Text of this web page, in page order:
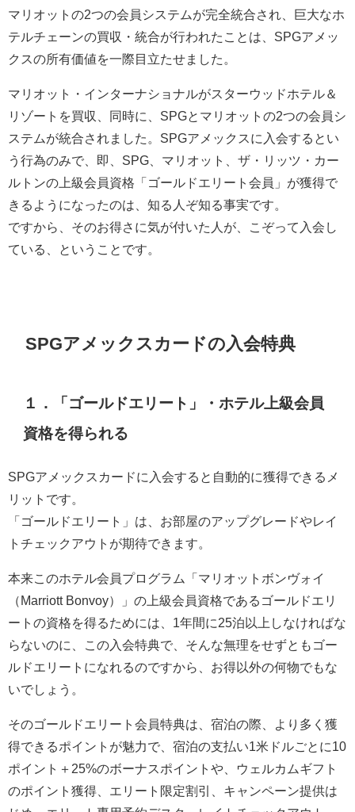
マリオットの2つの会員システムが完全統合され、巨大なホ
テルチェーンの買収・統合が行われたことは、SPGアメッ
クスの所有価値を一際目立たせました。
マリオット・インターナショナルがスターウッドホテル＆
リゾートを買収、同時に、SPGとマリオットの2つの会員シ
ステムが統合されました。SPGアメックスに入会するとい
う行為のみで、即、SPG、マリオット、ザ・リッツ・カー
ルトンの上級会員資格「ゴールドエリート会員」が獲得で
きるようになったのは、知る人ぞ知る事実です。
ですから、そのお得さに気が付いた人が、こぞって入会し
ている、ということです。
SPGアメックスカードの入会特典
１．
「ゴールドエリート」・ホテル上級会員
資格を得られる
SPGアメックスカードに入会すると自動的に獲得できるメ
リットです。
「ゴールドエリート」は、お部屋のアップグレードやレイ
トチェックアウトが期待できます。
本来このホテル会員プログラム「マリオットボンヴォイ
（Marriott Bonvoy）」の上級会員資格であるゴールドエリ
ートの資格を得るためには、1年間に25泊以上しなければな
らないのに、この入会特典で、そんな無理をせずともゴー
ルドエリートになれるのですから、お得以外の何物でもな
いでしょう。
そのゴールドエリート会員特典は、宿泊の際、より多く獲
得できるポイントが魅力で、宿泊の支払い1米ドルごとに10
ポイント＋25%のボーナスポイントや、ウェルカムギフト
のポイント獲得、エリート限定割引、キャンペーン提供は